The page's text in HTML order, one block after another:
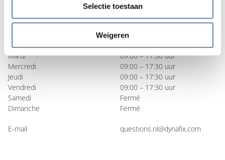
Selectie toestaan
Weigeren
Heures d’ouverture
Lundi
Mardi
Mercredi
Jeudi
Vendredi
Samedi
Dimanche
E-mail
09:00 – 17:30 uur
09:00 – 17:30 uur
09:00 – 17:30 uur
09:00 – 17:30 uur
09:00 – 17:30 uur
Fermé
Fermé
questions.nl@dynafix.com